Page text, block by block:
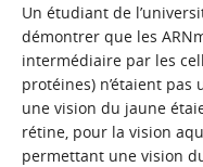
Un étudiant de
démontrer que les
intermédiaire par les
protéines) n’étaient
une vision du jaune
rétine, pour la vision
permettant une vision